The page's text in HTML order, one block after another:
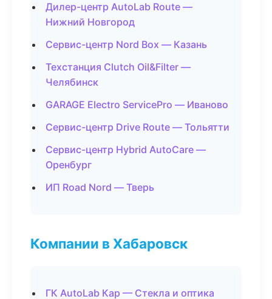
Дилер-центр AutoLab Route —
Нижний Новгород
Сервис-центр Nord Box — Казань
Техстанция Clutch Oil&Filter —
Челябинск
GARAGE Electro ServicePro — Иваново
Сервис-центр Drive Route — Тольятти
Сервис-центр Hybrid AutoCare —
Оренбург
ИП Road Nord — Тверь
Компании в Хабаровск
ГК AutoLab Кар — Стекла и оптика